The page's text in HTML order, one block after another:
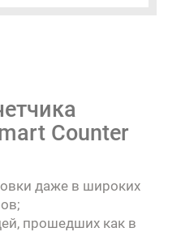
Counter
даже в широких
прошедших как в